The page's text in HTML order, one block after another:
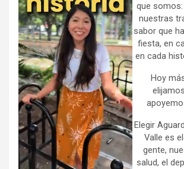
que
nuestras
sabor que
fiesta, en
en cada
Hoy
Elegir
Valle es
gente,
salud, el